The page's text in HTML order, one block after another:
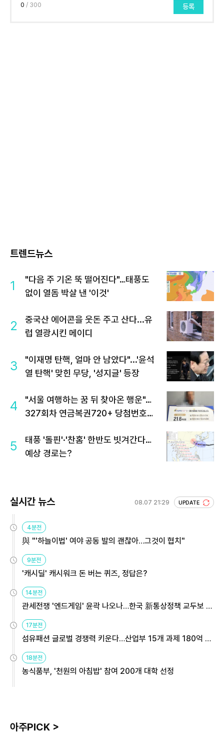
0 / 300 등록
트렌드뉴스
1
"다음 주 기온 뚝 떨어진다"…태풍도
없이 열돔 박살 낸 '이것'
2
중국산 에어콘을 웃돈 주고 산다...유
럽 열광시킨 메이디
3
"이재명 탄핵, 얼마 안 남았다"...'윤석
열 탄핵' 맞힌 무당, '성지글' 등장
4
"서울 여행하는 꿈 뒤 찾아온 행운"…
327회차 연금복권720+ 당첨번호조
5
태풍 '돌핀'·'찬홈' 한반도 빗겨간다…
예상 경로는?
실시간 뉴스 08.07 21:29 UPDATE
4분전
與 "'하늘이법' 여야 공동 발의 괜찮아…그것이 협치"
9분전
'캐시딜' 캐시워크 돈 버는 퀴즈, 정답은?
14분전
관세전쟁 '엔드게임' 윤곽 나오나…한국 新통상정책 교두보 활
17분전
섬유패션 글로벌 경쟁력 키운다…산업부 15개 과제 180억 지
18분전
농식품부, '천원의 아침밥' 참여 200개 대학 선정
아주PICK >